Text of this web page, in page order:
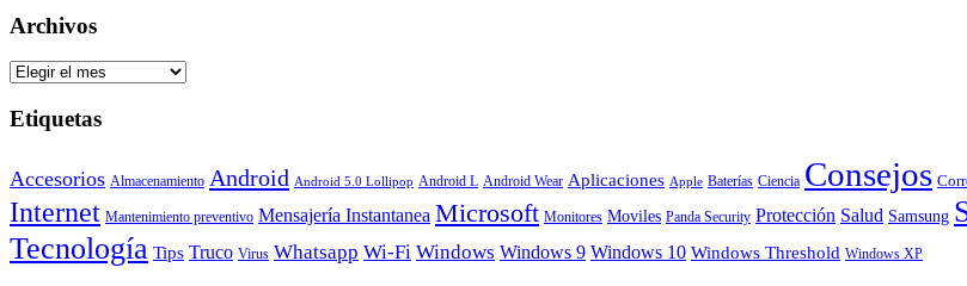
Archivos
Archivos
Etiquetas
Accesorios Almacenamiento Android Android 5.0 Lollipop Android L Android Wear Aplicaciones Apple Baterías Ciencia Consejos
Internet Mantenimiento preventivo Mensajería Instantanea Microsoft Monitores Moviles Panda Security Protección Salud Samsung
Tecnología Tips Truco Virus Whatsapp Wi-Fi Windows Windows 9 Windows 10 Windows Threshold Windows XP